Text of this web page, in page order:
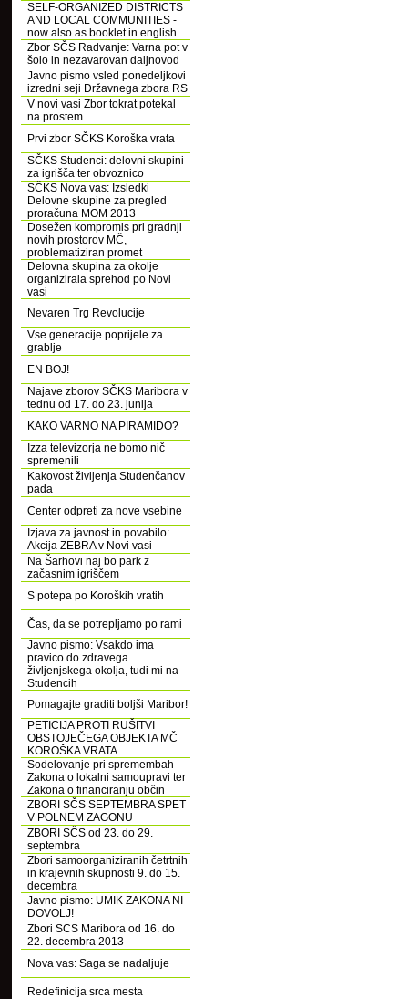
SELF-ORGANIZED DISTRICTS
AND LOCAL COMMUNITIES -
now also as booklet in english
Zbor SČS Radvanje: Varna pot v
šolo in nezavarovan daljnovod
Javno pismo vsled ponedeljkovi
izredni seji Državnega zbora RS
V novi vasi Zbor tokrat potekal
na prostem
Prvi zbor SČKS Koroška vrata
SČKS Studenci: delovni skupini
za igrišča ter obvoznico
SČKS Nova vas: Izsledki
Delovne skupine za pregled
proračuna MOM 2013
Dosežen kompromis pri gradnji
novih prostorov MČ,
problematiziran promet
Delovna skupina za okolje
organizirala sprehod po Novi
vasi
Nevaren Trg Revolucije
Vse generacije poprijele za
grablje
EN BOJ!
Najave zborov SČKS Maribora v
tednu od 17. do 23. junija
KAKO VARNO NA PIRAMIDO?
Izza televizorja ne bomo nič
spremenili
Kakovost življenja Studenčanov
pada
Center odpreti za nove vsebine
Izjava za javnost in povabilo:
Akcija ZEBRA v Novi vasi
Na Šarhovi naj bo park z
začasnim igriščem
S potepa po Koroških vratih
Čas, da se potrepljamo po rami
Javno pismo: Vsakdo ima
pravico do zdravega
življenjskega okolja, tudi mi na
Studencih
Pomagajte graditi boljši Maribor!
PETICIJA PROTI RUŠITVI
OBSTOJEČEGA OBJEKTA MČ
KOROŠKA VRATA
Sodelovanje pri spremembah
Zakona o lokalni samoupravi ter
Zakona o financiranju občin
ZBORI SČS SEPTEMBRA SPET
V POLNEM ZAGONU
ZBORI SČS od 23. do 29.
septembra
Zbori samoorganiziranih četrtnih
in krajevnih skupnosti 9. do 15.
decembra
Javno pismo: UMIK ZAKONA NI
DOVOLJ!
Zbori SCS Maribora od 16. do
22. decembra 2013
Nova vas: Saga se nadaljuje
Redefinicija srca mesta